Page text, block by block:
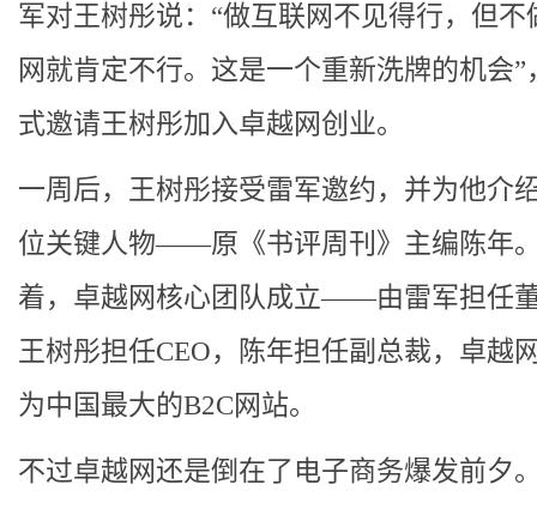
军对王树彤说：“做互联网不见得行，但不
网就肯定不行。这是一个重新洗牌的机会”
式邀请王树彤加入卓越网创业。
一周后，王树彤接受雷军邀约，并为他介
位关键人物——原《书评周刊》主编陈年
着，卓越网核心团队成立——由雷军担任
王树彤担任CEO，陈年担任副总裁，卓越
为中国最大的B2C网站。
不过卓越网还是倒在了电子商务爆发前夕